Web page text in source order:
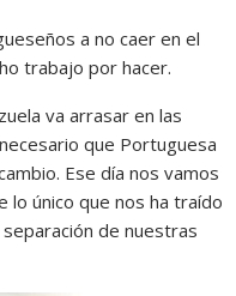
a no caer en el
trabajo por hacer.
va arrasar en las
que Portuguesa
Ese día nos vamos
lo único que nos ha traído
de nuestras